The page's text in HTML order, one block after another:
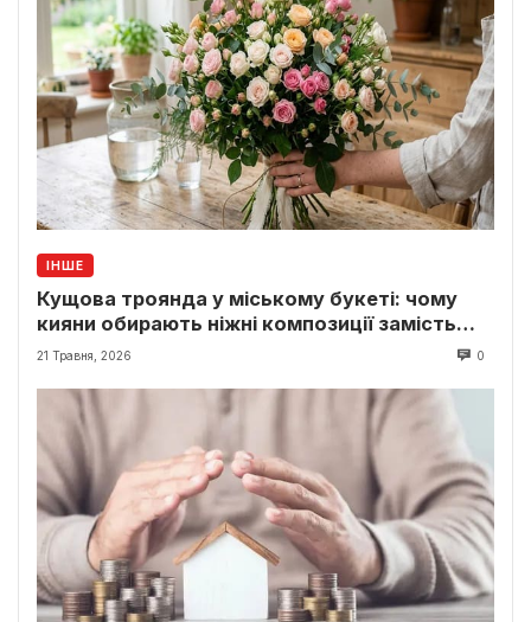
ІНШЕ
Кущова троянда у міському букеті: чому
кияни обирають ніжні композиції замість
класики
21 Травня, 2026 0